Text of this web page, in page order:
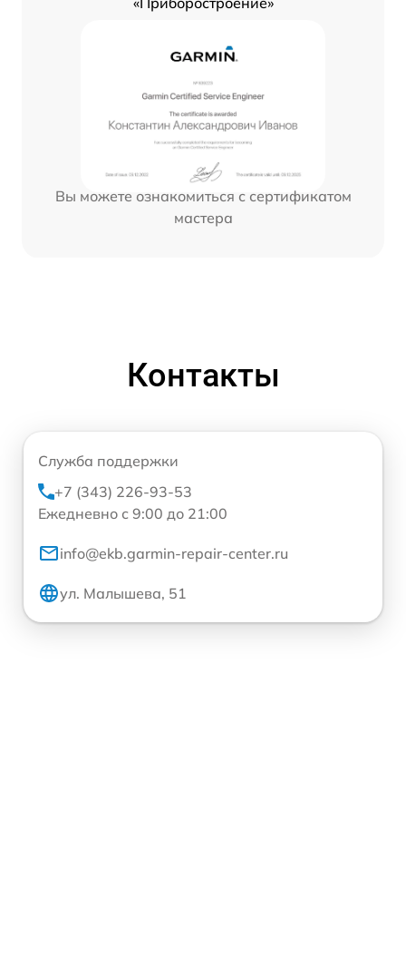
Вы можете ознакомиться с сертификатом
мастера
Контакты
Служба поддержки
+7 (343) 226-93-53
Ежедневно с 9:00 до 21:00
info@ekb.garmin-repair-center.ru
ул. Малышева, 51